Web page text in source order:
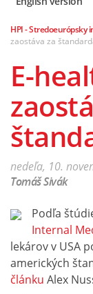
HPI -
zaostáva za
E-
nedeľa, 10.
Tomáš Sivák
Podľa
Internal
lekárov v USA
amerických
článku Alex